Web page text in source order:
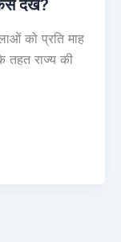
देखें?
को प्रति माह
तहत राज्य की